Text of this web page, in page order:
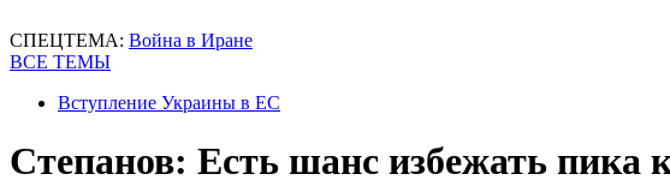
СПЕЦТЕМА: Война в Иране
ВСЕ ТЕМЫ
Вступление Украины в ЕС
Степанов: Есть шанс избежать пика